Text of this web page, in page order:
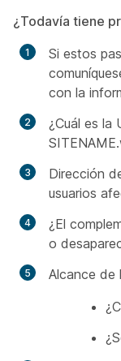
¿Todavía tiene
Si estos
con la
¿Cuál es la
Dirección
usuarios
¿El
o
Alcance de